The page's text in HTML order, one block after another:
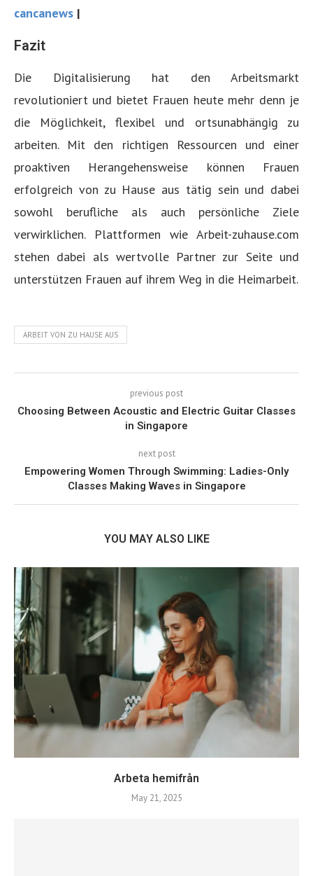
cancanews |
Fazit
Die Digitalisierung hat den Arbeitsmarkt
revolutioniert und bietet Frauen heute mehr denn je
die Möglichkeit, flexibel und ortsunabhängig zu
arbeiten. Mit den richtigen Ressourcen und einer
proaktiven Herangehensweise können Frauen
erfolgreich von zu Hause aus tätig sein und dabei
sowohl berufliche als auch persönliche Ziele
verwirklichen. Plattformen wie Arbeit-zuhause.com
stehen dabei als wertvolle Partner zur Seite und
unterstützen Frauen auf ihrem Weg in die Heimarbeit.
ARBEIT VON ZU HAUSE AUS
previous post
Choosing Between Acoustic and Electric Guitar Classes
in Singapore
next post
Empowering Women Through Swimming: Ladies-Only
Classes Making Waves in Singapore
YOU MAY ALSO LIKE
Arbeta hemifrån
May 21, 2025